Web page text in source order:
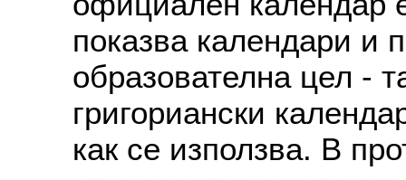
показва календари и
образователна цел -
григориански
как се използва. В